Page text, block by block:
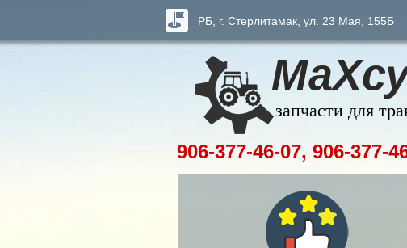
запчасти для
РБ, г. Стерлитамак, ул. 23 Мая, 155Б
906-377-46-07, 906-377-